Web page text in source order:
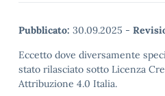
Pubblicato: 30.09.2025 -
Eccetto dove diversamente
stato rilasciato sotto Licenza
Attribuzione 4.0 Italia.